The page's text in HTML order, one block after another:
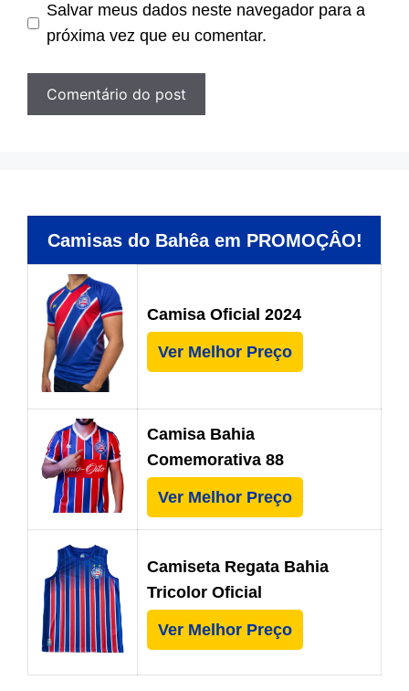
Salvar meus dados neste navegador para a
próxima vez que eu comentar.
Camisas do Bahêa em PROMOÇÂO!
Camisa Oficial 2024
Ver Melhor Preço
Camisa Bahia
Comemorativa 88
Ver Melhor Preço
Camiseta Regata Bahia
Tricolor Oficial
Ver Melhor Preço